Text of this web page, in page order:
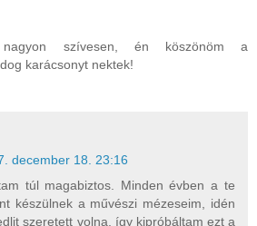
szívesen, én köszönöm a
karácsonyt nektek!
december 18. 23:16
túl magabiztos. Minden évben a te
készülnek a művészi mézeseim, idén
szeretett volna, így kipróbáltam ezt a